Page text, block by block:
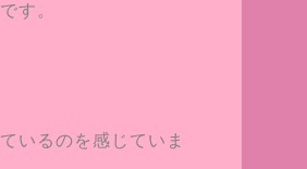
す。
いるのを感じていま